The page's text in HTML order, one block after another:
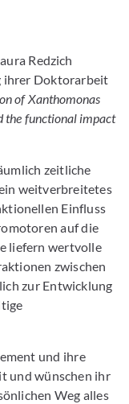
Redzich
ihrer Doktorarbeit
of Xanthomonas
the functional impact
zeitliche
weitverbreitetes
Einfluss
auf die
liefern wertvolle
zwischen
zur Entwicklung
und ihre
und wünschen ihr
Weg alles